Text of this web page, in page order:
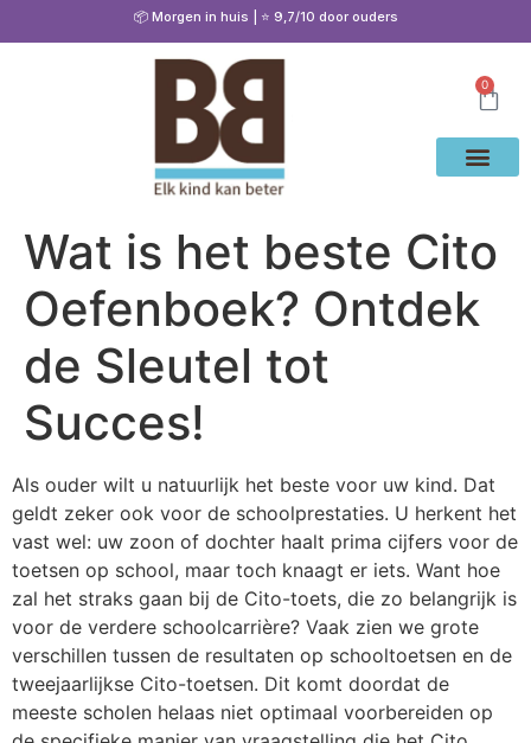
📦 Morgen in huis | ⭐ 9,7/10 door ouders
0
Wat is het beste Cito
Oefenboek? Ontdek
de Sleutel tot
Succes!
Als ouder wilt u natuurlijk het beste voor uw kind. Dat
geldt zeker ook voor de schoolprestaties. U herkent het
vast wel: uw zoon of dochter haalt prima cijfers voor de
toetsen op school, maar toch knaagt er iets. Want hoe
zal het straks gaan bij de Cito-toets, die zo belangrijk is
voor de verdere schoolcarrière? Vaak zien we grote
verschillen tussen de resultaten op schooltoetsen en de
tweejaarlijkse Cito-toetsen. Dit komt doordat de
meeste scholen helaas niet optimaal voorbereiden op